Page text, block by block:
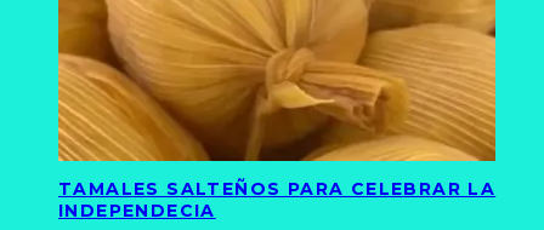
TAMALES SALTEÑOS PARA CELEBRAR LA
INDEPENDECIA